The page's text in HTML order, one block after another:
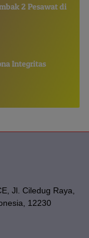
2 Pesawat di
Integritas
Jl. Ciledug Raya,
12230